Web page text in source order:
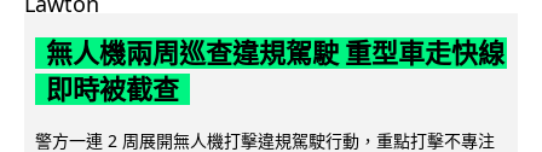
無人機兩周巡查違規駕駛 重型車走快線
即時被截查
警方一連 2 周展開無人機打擊違規駕駛行動，重點打擊不專注